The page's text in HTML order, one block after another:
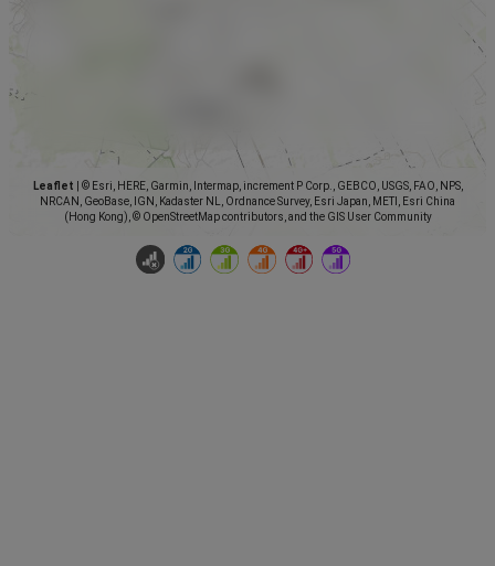
Leaflet
© Esri, HERE, Garmin, Intermap, increment P Corp., GEBCO, USGS, FAO, NPS,
NRCAN, GeoBase, IGN, Kadaster NL, Ordnance Survey, Esri Japan, METI, Esri China
(Hong Kong), © OpenStreetMap contributors, and the GIS User Community